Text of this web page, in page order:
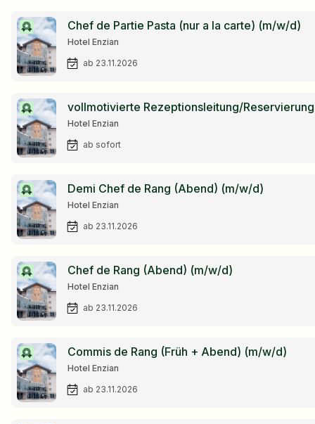
Chef de Partie Pasta (nur a la carte) (m/w/d)
Hotel Enzian
ab 23.11.2026
vollmotivierte Rezeptionsleitung/
Hotel Enzian
ab sofort
Demi Chef de Rang (Abend) (m/w/d)
Hotel Enzian
ab 23.11.2026
Chef de Rang (Abend) (m/w/d)
Hotel Enzian
ab 23.11.2026
Commis de Rang (Früh + Abend) (m/w/d)
Hotel Enzian
ab 23.11.2026